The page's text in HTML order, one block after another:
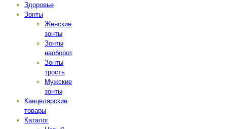
Здоровье
Зонты
Женские
зонты
Зонты
наоборот
Зонты
трость
Мужские
зонты
Канцелярские
товары
Каталог